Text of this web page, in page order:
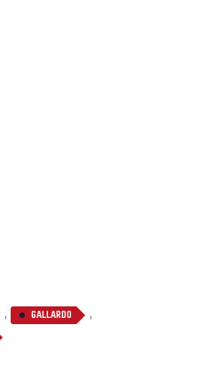
, GALLARDO ,